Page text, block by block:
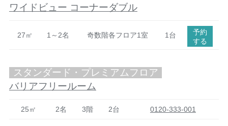
ワイドビュー コーナーダブル
27㎡ 1～2名 奇数階各フロア1室 1台
予約
する
スタンダード・プレミアムフロア
バリアフリールーム
25㎡ 2名 3階 2台 0120-333-001